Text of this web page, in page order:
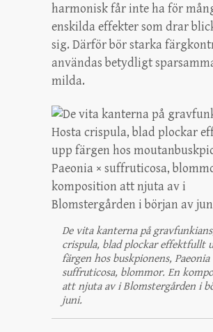
harmonisk får inte ha för
enskilda effekter som drar
sig. Därför bör starka
användas betydligt
milda.
De vita kanterna på
crispula, blad plockar effektfullt
färgen hos buskpionens, Paeonia
suffruticosa, blommor. En
att njuta av i Blomstergården i
juni.